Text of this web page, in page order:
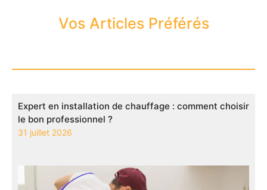
Vos Articles Préférés
Expert en installation de chauffage : comment choisir
le bon professionnel ?
31 juillet 2026